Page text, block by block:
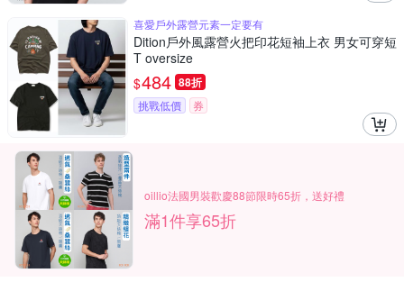
喜愛戶外露營元素一定要有
Dition戶外風露營火把印花短袖上衣 男女可穿短
T oversize
$484 88折
挑戰低價 券
oillio法國男裝歡慶88節限時65折，送好禮
滿1件享65折